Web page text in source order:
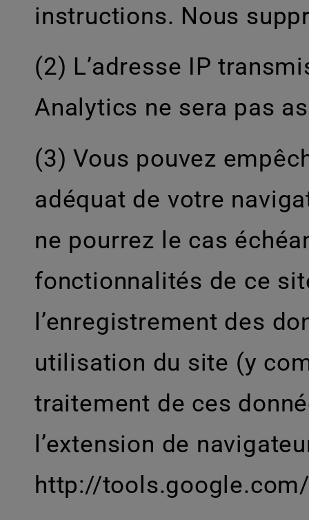
instructions. Nous
(2) L’adresse IP
Analytics ne sera pas
(3) Vous pouvez
adéquat de votre
ne pourrez le cas
fonctionnalités de ce
l’enregistrement des
utilisation du site (y
traitement de ces
l’extension de
http://